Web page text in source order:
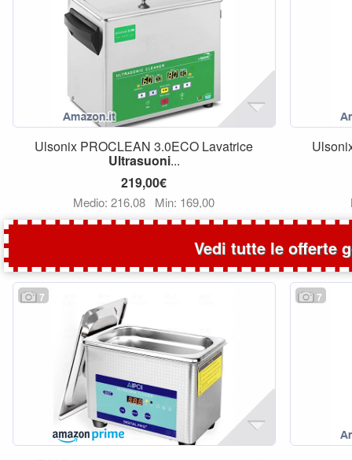
Ulsonix PROCLEAN 3.0ECO Lavatrice
Ultrasuoni...
219,00€
Medio: 216,08 Min: 169,00
Vedi tutte le offerte
7 7